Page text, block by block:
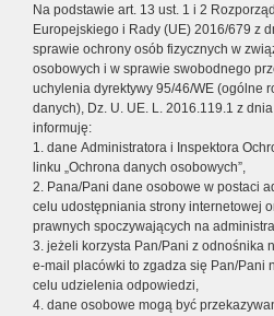
Na podstawie art. 13 ust. 1 i 2
Europejskiego i Rady (UE) 2016/679 z
sprawie ochrony osób fizycznych w
osobowych i w sprawie swobodnego
uchylenia dyrektywy 95/46/WE (ogólne
danych), Dz. U. UE. L. 2016.119.1 z
informuję:
1. dane Administratora i Inspektora
linku „Ochrona danych osobowych”,
2. Pana/Pani dane osobowe w postaci
celu udostępniania strony internetowej
prawnych spoczywających na
3. jeżeli korzysta Pan/Pani z odnośnika
e-mail placówki to zgadza się Pan/Pani
celu udzielenia odpowiedzi,
4. dane osobowe mogą być